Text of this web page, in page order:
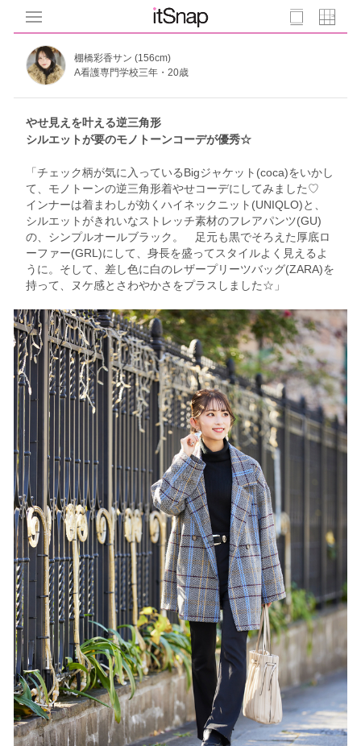
棚橋彩香サン (156cm)
A看護専門学校三年・20歳
やせ見えを叶える逆三角形
シルエットが要のモノトーンコーデが優秀☆
「チェック柄が気に入っているBigジャケット(coca)をいかし
て、モノトーンの逆三角形着やせコーデにしてみました♡
インナーは着まわしが効くハイネックニット(UNIQLO)と、
シルエットがきれいなストレッチ素材のフレアパンツ(GU)
の、シンプルオールブラック。 足元も黒でそろえた厚底ロ
ーファー(GRL)にして、身長を盛ってスタイルよく見えるよ
うに。そして、差し色に白のレザープリーツバッグ(ZARA)を
持って、ヌケ感とさわやかさをプラスしました☆」